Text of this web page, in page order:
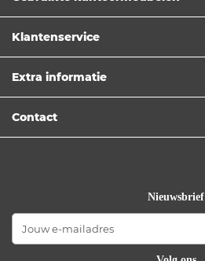
Klantenservice
Extra informatie
Contact
Nieuwsbrief